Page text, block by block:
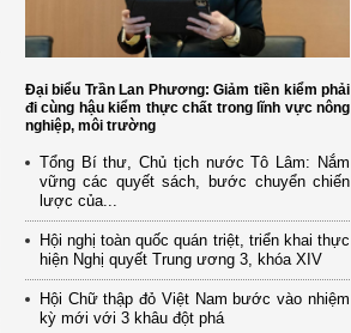
Đại biểu Trần Lan Phương: Giảm tiền kiểm phải
đi cùng hậu kiểm thực chất trong lĩnh vực nông
nghiệp, môi trường
Tổng Bí thư, Chủ tịch nước Tô Lâm: Nắm
vững các quyết sách, bước chuyển chiến
lược của...
Hội nghị toàn quốc quán triệt, triển khai thực
hiện Nghị quyết Trung ương 3, khóa XIV
Hội Chữ thập đỏ Việt Nam bước vào nhiệm
kỳ mới với 3 khâu đột phá